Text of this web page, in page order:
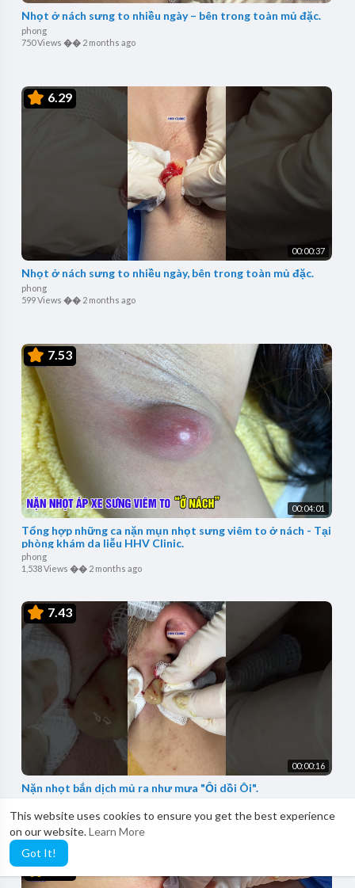
This website uses cookies to ensure you get the best experience
on our website.Learn More
Got It!
Nhọt ở nách sưng to nhiều ngày – bên trong toàn mủ đặc.
phong
750 Views �� 2 months ago
6.29
00:00:37
Nhọt ở nách sưng to nhiều ngày, bên trong toàn mủ đặc.
phong
599 Views �� 2 months ago
7.53
00:04:01
Tổng hợp những ca nặn mụn nhọt sưng viêm to ở nách - Tại
phòng khám da liễu HHV Clinic.
phong
1,538 Views �� 2 months ago
7.43
00:00:16
Nặn nhọt bắn dịch mủ ra như mưa "Ối dồi Ôi".
889 Views�� 2 months ago
5.29